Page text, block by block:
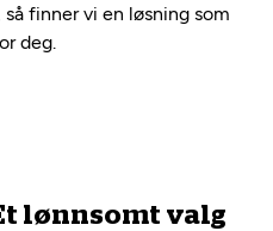
finner vi en løsning som
deg.
lønnsomt valg